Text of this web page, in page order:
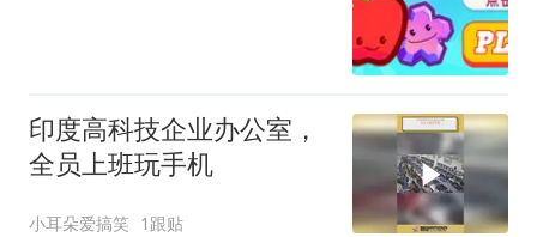
印度高科技企业办公室，
全员上班玩手机
小耳朵爱搞笑 1跟贴